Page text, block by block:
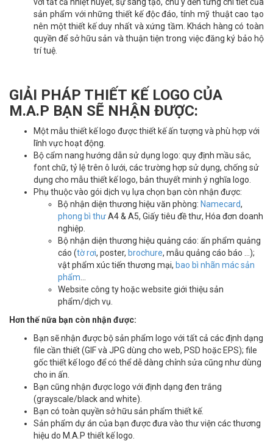
sản phẩm với những thiết kế độc đáo, tính mỹ thuật cao tạo
nên một thiết kế duy nhất và xứng tầm. Khách hàng có toàn
quyền để sở hữu sản và thuận tiện trong việc đăng ký bảo hộ
trí tuệ.
GIẢI PHÁP THIẾT KẾ LOGO CỦA
M.A.P BẠN SẼ NHẬN ĐƯỢC:
Một mẫu thiết kế logo được thiết kế ấn tượng và phù hợp với
lĩnh vực hoạt động.
Bộ cẩm nang hướng dẫn sử dụng logo: quy định mầu sắc,
font chữ, tỷ lệ trên ô lưới, các trường hợp sử dụng, chống sử
dụng cho mẫu thiết kế logo, bản thuyết minh ý nghĩa logo.
Phụ thuộc vào gói dịch vụ lựa chọn bạn còn nhận được:
Bộ nhận diện thương hiệu văn phòng: Namecard,
phong bì thưA4 & A5, Giấy tiêu đề thư, Hóa đơn doanh
nghiệp.
Bộ nhận diện thương hiệu quảng cáo: ấn phẩm quảng
cáo (tờ rơi, poster, brochure, mẫu quảng cáo báo …);
vật phẩm xúc tiến thương mại, bao bì nhãn mác sản
phẩm
Website công ty hoặc website giới thiệu sản
phẩm/dịch vụ.
Hơn thế nữa bạn còn nhận được:
Bạn sẽ nhận được bộ sản phẩm logo với tất cả các định dạng
file cần thiết (GIF và JPG dùng cho web, PSD hoặc EPS); file
gốc thiết kế logo để có thể dễ dàng chỉnh sửa cũng như dùng
cho in ấn.
Bạn cũng nhận được logo với định dạng đen trắng
(grayscale/black and white).
Bạn có toàn quyền sở hữu sản phẩm thiết kế.
Sản phẩm dự án của bạn được đưa vào thư viện các thương
hiệu do M.A.P thiết kế logo.